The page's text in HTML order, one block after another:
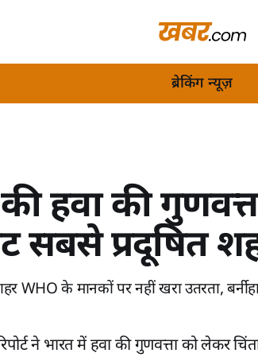
ब्रेकिंग न्यूज़
हवा की
सबसे प्रदूषित
WHO के मानकों पर नहीं खरा उतरता,
ने भारत में हवा की गुणवत्ता को लेकर